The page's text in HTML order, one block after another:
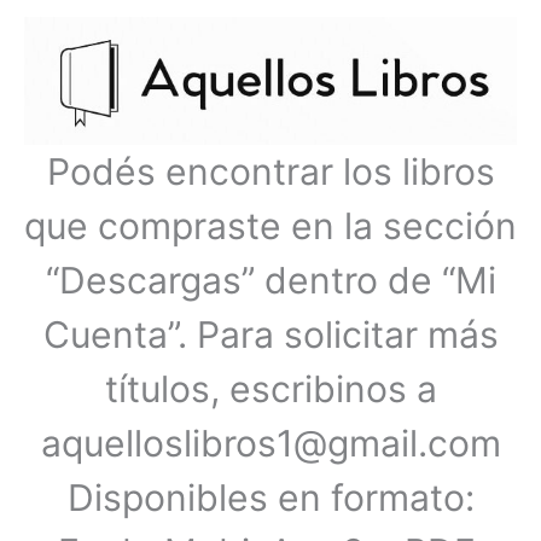
Podés encontrar los libros
que compraste en la sección
“Descargas” dentro de “Mi
Cuenta”. Para solicitar más
títulos, escribinos a
aquelloslibros1@gmail.com
Disponibles en formato:
principal